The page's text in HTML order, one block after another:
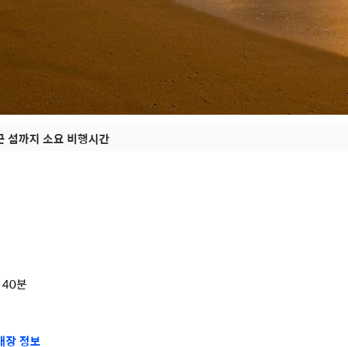
섬까지 소요 비행시간
분
장 정보